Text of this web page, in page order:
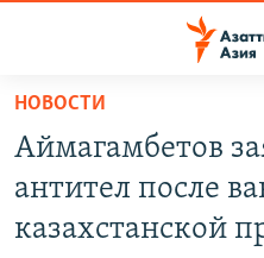
Вернуться
основному
содержанию
ЦЕНТРАЛЬНАЯ АЗИЯ
НОВОСТИ
Аймагамбетов
антител после
казахстанской